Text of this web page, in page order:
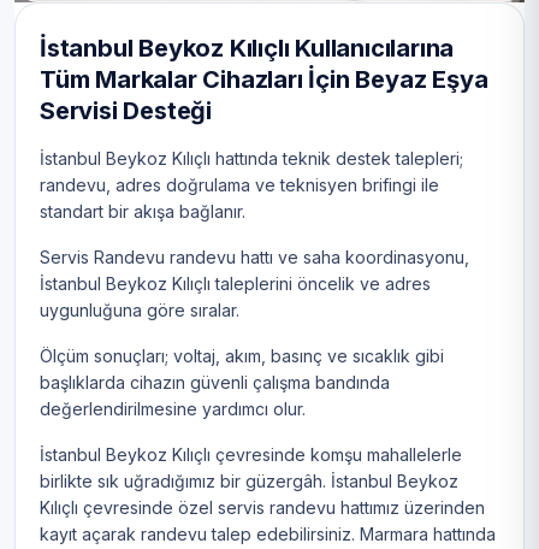
İstanbul Beykoz Kılıçlı Kullanıcılarına
Tüm Markalar Cihazları İçin Beyaz Eşya
Servisi Desteği
İstanbul Beykoz Kılıçlı hattında teknik destek talepleri;
randevu, adres doğrulama ve teknisyen brifingi ile
standart bir akışa bağlanır.
Servis Randevu randevu hattı ve saha koordinasyonu,
İstanbul Beykoz Kılıçlı taleplerini öncelik ve adres
uygunluğuna göre sıralar.
Ölçüm sonuçları; voltaj, akım, basınç ve sıcaklık gibi
başlıklarda cihazın güvenli çalışma bandında
değerlendirilmesine yardımcı olur.
İstanbul Beykoz Kılıçlı çevresinde komşu mahallelerle
birlikte sık uğradığımız bir güzergâh. İstanbul Beykoz
Kılıçlı çevresinde özel servis randevu hattımız üzerinden
kayıt açarak randevu talep edebilirsiniz. Marmara hattında